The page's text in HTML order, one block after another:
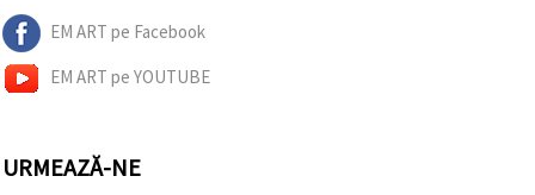
EM ART pe Facebook
EM ART pe YOUTUBE
URMEAZĂ-NE